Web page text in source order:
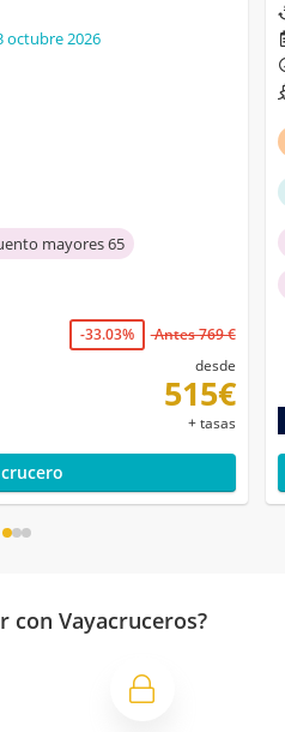
octubre 2026
mayores 65
-33.03%
Antes 769 €
desde
515€
+ tasas
con Vayacruceros?